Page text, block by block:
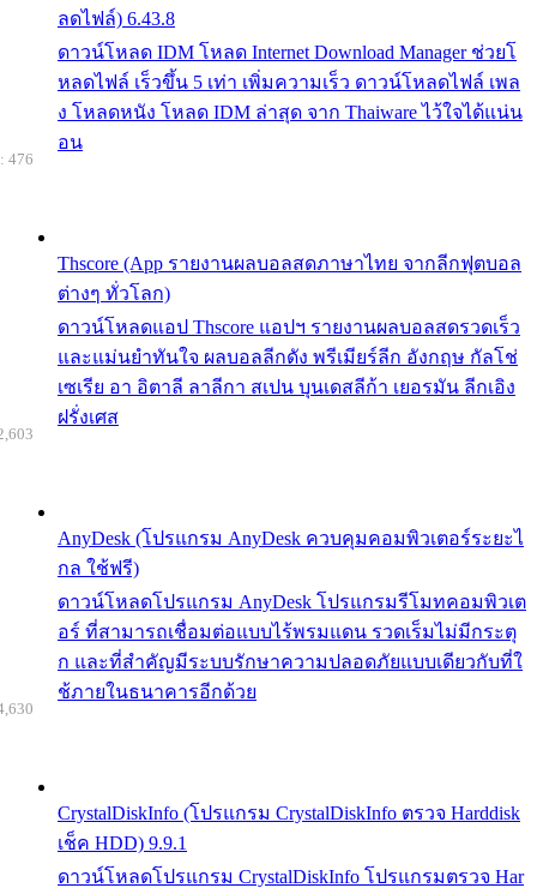
ลดไฟล์) 6.43.8
ดาวน์โหลด IDM โหลด Internet Download Manager ช่วยโ
หลดไฟล์ เร็วขึ้น 5 เท่า เพิ่มความเร็ว ดาวน์โหลดไฟล์ เพล
ง โหลดหนัง โหลด IDM ล่าสุด จาก Thaiware ไว้ใจได้แน่น
อน
Thscore (App รายงานผลบอลสดภาษาไทย จากลีกฟุตบอล
ต่างๆ ทั่วโลก)
ดาวน์โหลดแอป Thscore แอปฯ รายงานผลบอลสดรวดเร็ว
และแม่นยำทันใจ ผลบอลลีกดัง พรีเมียร์ลีก อังกฤษ กัลโช่
เซเรีย อา อิตาลี ลาลีกา สเปน บุนเดสลีก้า เยอรมัน ลีกเอิง
ฝรั่งเศส
476
AnyDesk (โปรแกรม AnyDesk ควบคุมคอมพิวเตอร์ระยะไ
กล ใช้ฟรี)
ดาวน์โหลดโปรแกรม AnyDesk โปรแกรมรีโมทคอมพิวเต
อร์ ที่สามารถเชื่อมต่อแบบไร้พรมแดน รวดเร็มไม่มีกระตุ
ก และที่สำคัญมีระบบรักษาความปลอดภัยแบบเดียวกับที่ใ
ช้ภายในธนาคารอีกด้วย
CrystalDiskInfo (โปรแกรม CrystalDiskInfo ตรวจ Harddisk
เช็ค HDD) 9.9.1
ดาวน์โหลดโปรแกรม CrystalDiskInfo โปรแกรมตรวจ Har